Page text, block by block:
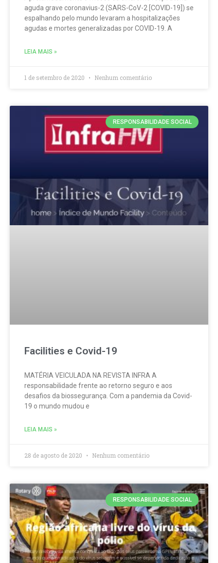
aguda grave coronavius-2 (SARS-CoV-2 [COVID-19]) se
espalhando pelo mundo levaram a hospitalizações
agudas e mortes generalizadas por COVID-19. A
LEIA MAIS »
1 de setembro de 2020 Nenhum comentário
RESPONSABILIDADE SOCIAL
Facilities e Covid-19
MATÉRIA VEICULADA NA REVISTA INFRA A
responsabilidade frente ao retorno seguro e aos
desafios da biossegurança. ​Com a pandemia da Covid-
19 o mundo mudou e
LEIA MAIS »
28 de agosto de 2020 Nenhum comentário
RESPONSABILIDADE SOCIAL